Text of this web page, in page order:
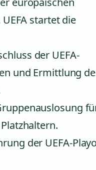
startet die
der UEFA-
und Ermittlung
der UEFA-